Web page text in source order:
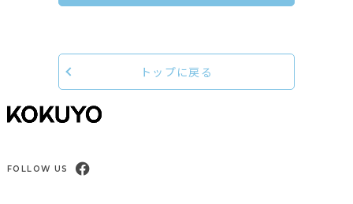
トップに戻る
FOLLOW US